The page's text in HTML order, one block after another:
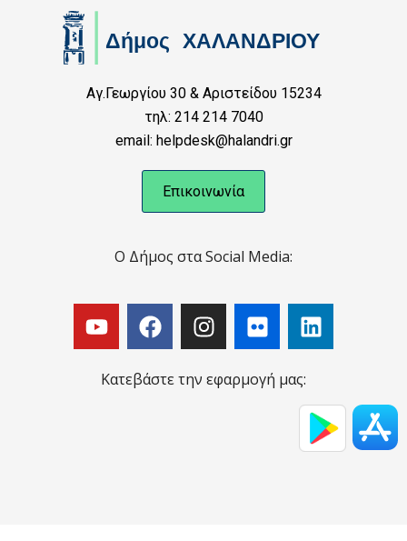
Αγ.Γεωργίου 30 & Αριστείδου 15234
τηλ: 214 214 7040
email: helpdesk@halandri.gr
Επικοινωνία
Ο Δήμος στα Social Media:
Κατεβάστε την εφαρμογή μας: